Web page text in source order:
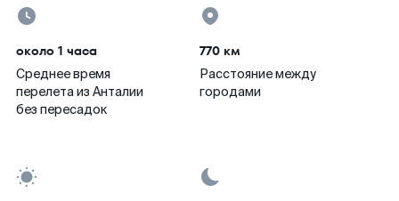
около 1 часа
Среднее время
перелета из Анталии
без пересадок
770 км
Расстояние между
городами